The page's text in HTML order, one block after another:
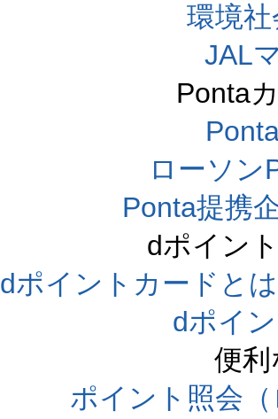
環境
JAL
Ponta
ローソン
Ponta提携
dポイン
dポイントカードと
dポイ
便
ポイント照会